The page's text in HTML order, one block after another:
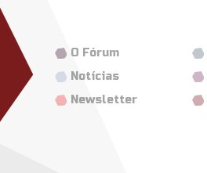
O Fórum
Notícias
Newsletter